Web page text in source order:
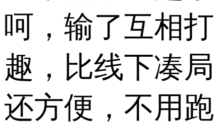
呵，输了互相打
趣，比线下凑局
还方便，不用跑